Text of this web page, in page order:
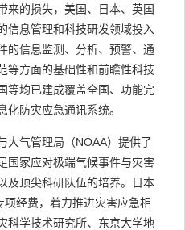
来的损失，美国、日本、英国
信息管理和科技研发领域投入
的信息监测、分析、预警、通
等方面的基础性和前瞻性科技
等均已建成覆盖全国、功能完
化防灾应急通讯系统。
大气管理局（NOAA）提供了
国家应对极端气候事件与灾害
及顶尖科研队伍的培养。日本
经费，着力推进灾害应急相
科学技术研究所、东京大学地